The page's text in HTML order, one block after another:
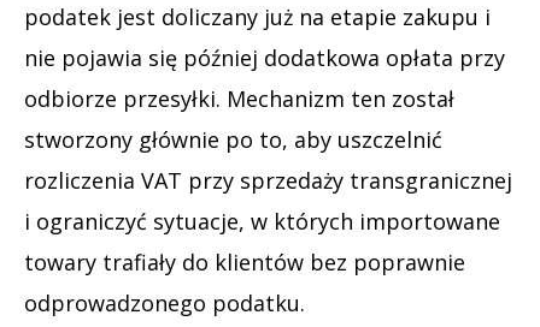
podatek jest doliczany już na etapie zakupu i
nie pojawia się później dodatkowa opłata przy
odbiorze przesyłki. Mechanizm ten został
stworzony głównie po to, aby uszczelnić
rozliczenia VAT przy sprzedaży transgranicznej
i ograniczyć sytuacje, w których importowane
towary trafiały do klientów bez poprawnie
odprowadzonego podatku.